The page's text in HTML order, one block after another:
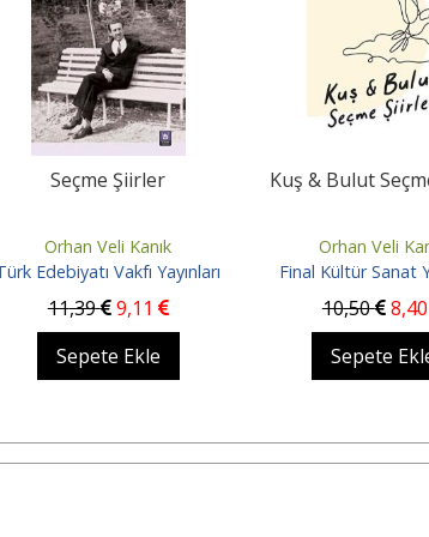
Kuş & Bulut Seçme Şiirler
Orhan Veli Kanık
Final Kültür Sanat Yayınları
10,50 8
Sepete Ekle
Orhan
15